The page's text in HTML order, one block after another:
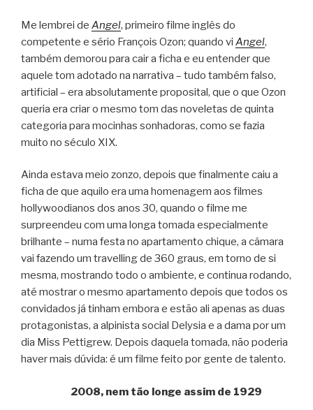
Me lembrei de Angel, primeiro filme inglês do
competente e sério François Ozon; quando vi Angel,
também demorou para cair a ficha e eu entender que
aquele tom adotado na narrativa – tudo também falso,
artificial – era absolutamente proposital, que o que Ozon
queria era criar o mesmo tom das noveletas de quinta
categoria para mocinhas sonhadoras, como se fazia
muito no século XIX.
Ainda estava meio zonzo, depois que finalmente caiu a
ficha de que aquilo era uma homenagem aos filmes
hollywoodianos dos anos 30, quando o filme me
surpreendeu com uma longa tomada especialmente
brilhante – numa festa no apartamento chique, a câmara
vai fazendo um travelling de 360 graus, em torno de si
mesma, mostrando todo o ambiente, e continua rodando,
até mostrar o mesmo apartamento depois que todos os
convidados já tinham embora e estão ali apenas as duas
protagonistas, a alpinista social Delysia e a dama por um
dia Miss Pettigrew. Depois daquela tomada, não poderia
haver mais dúvida: é um filme feito por gente de talento.
2008, nem tão longe assim de 1929